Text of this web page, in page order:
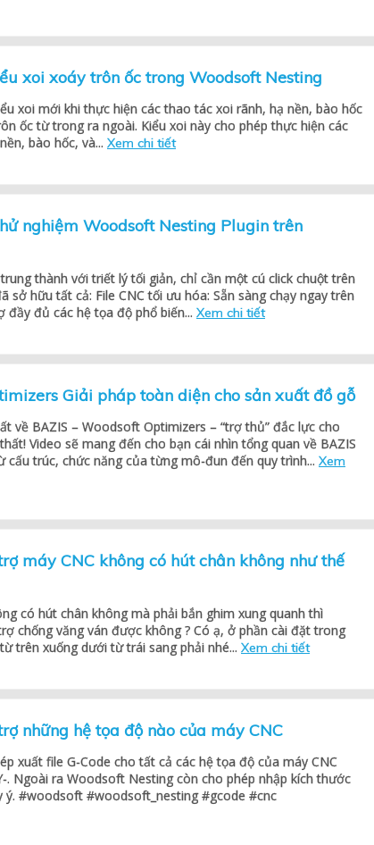
xoi xoáy trôn ốc trong Woodsoft Nesting
xoi mới khi thực hiện các thao tác xoi rãnh, hạ nền, bào hốc
ốc từ trong ra ngoài. Kiểu xoi này cho phép thực hiện các
bào hốc, và... Xem chi tiết
nghiệm Woodsoft Nesting Plugin trên
trung thành với triết lý tối giản, chỉ cần một cú click chuột trên
sở hữu tất cả: File CNC tối ưu hóa: Sẵn sàng chạy ngay trên
đầy đủ các hệ tọa độ phổ biến... Xem chi tiết
Giải pháp toàn diện cho sản xuất đồ gỗ
về BAZIS – Woodsoft Optimizers – “trợ thủ” đắc lực cho
Video sẽ mang đến cho bạn cái nhìn tổng quan về BAZIS
trúc, chức năng của từng mô-đun đến quy trình... Xem
máy CNC không có hút chân không như thế
có hút chân không mà phải bắn ghim xung quanh thì
chống văng ván được không ? Có ạ, ở phần cài đặt trong
trên xuống dưới từ trái sang phải nhé... Xem chi tiết
những hệ tọa độ nào của máy CNC
xuất file G-Code cho tất cả các hệ tọa độ của máy CNC
. Ngoài ra Woodsoft Nesting còn cho phép nhập kích thước
ý. #woodsoft #woodsoft_nesting #gcode #cnc